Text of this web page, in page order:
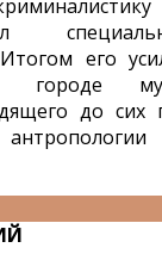
его
городе
до сих